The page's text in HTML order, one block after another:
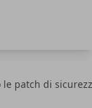
patch di